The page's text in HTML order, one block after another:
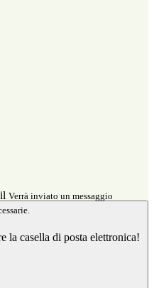
Verrà inviato un messaggio
la casella di posta elettronica!